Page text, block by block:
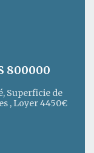
800000
Superficie de
, Loyer 4450€